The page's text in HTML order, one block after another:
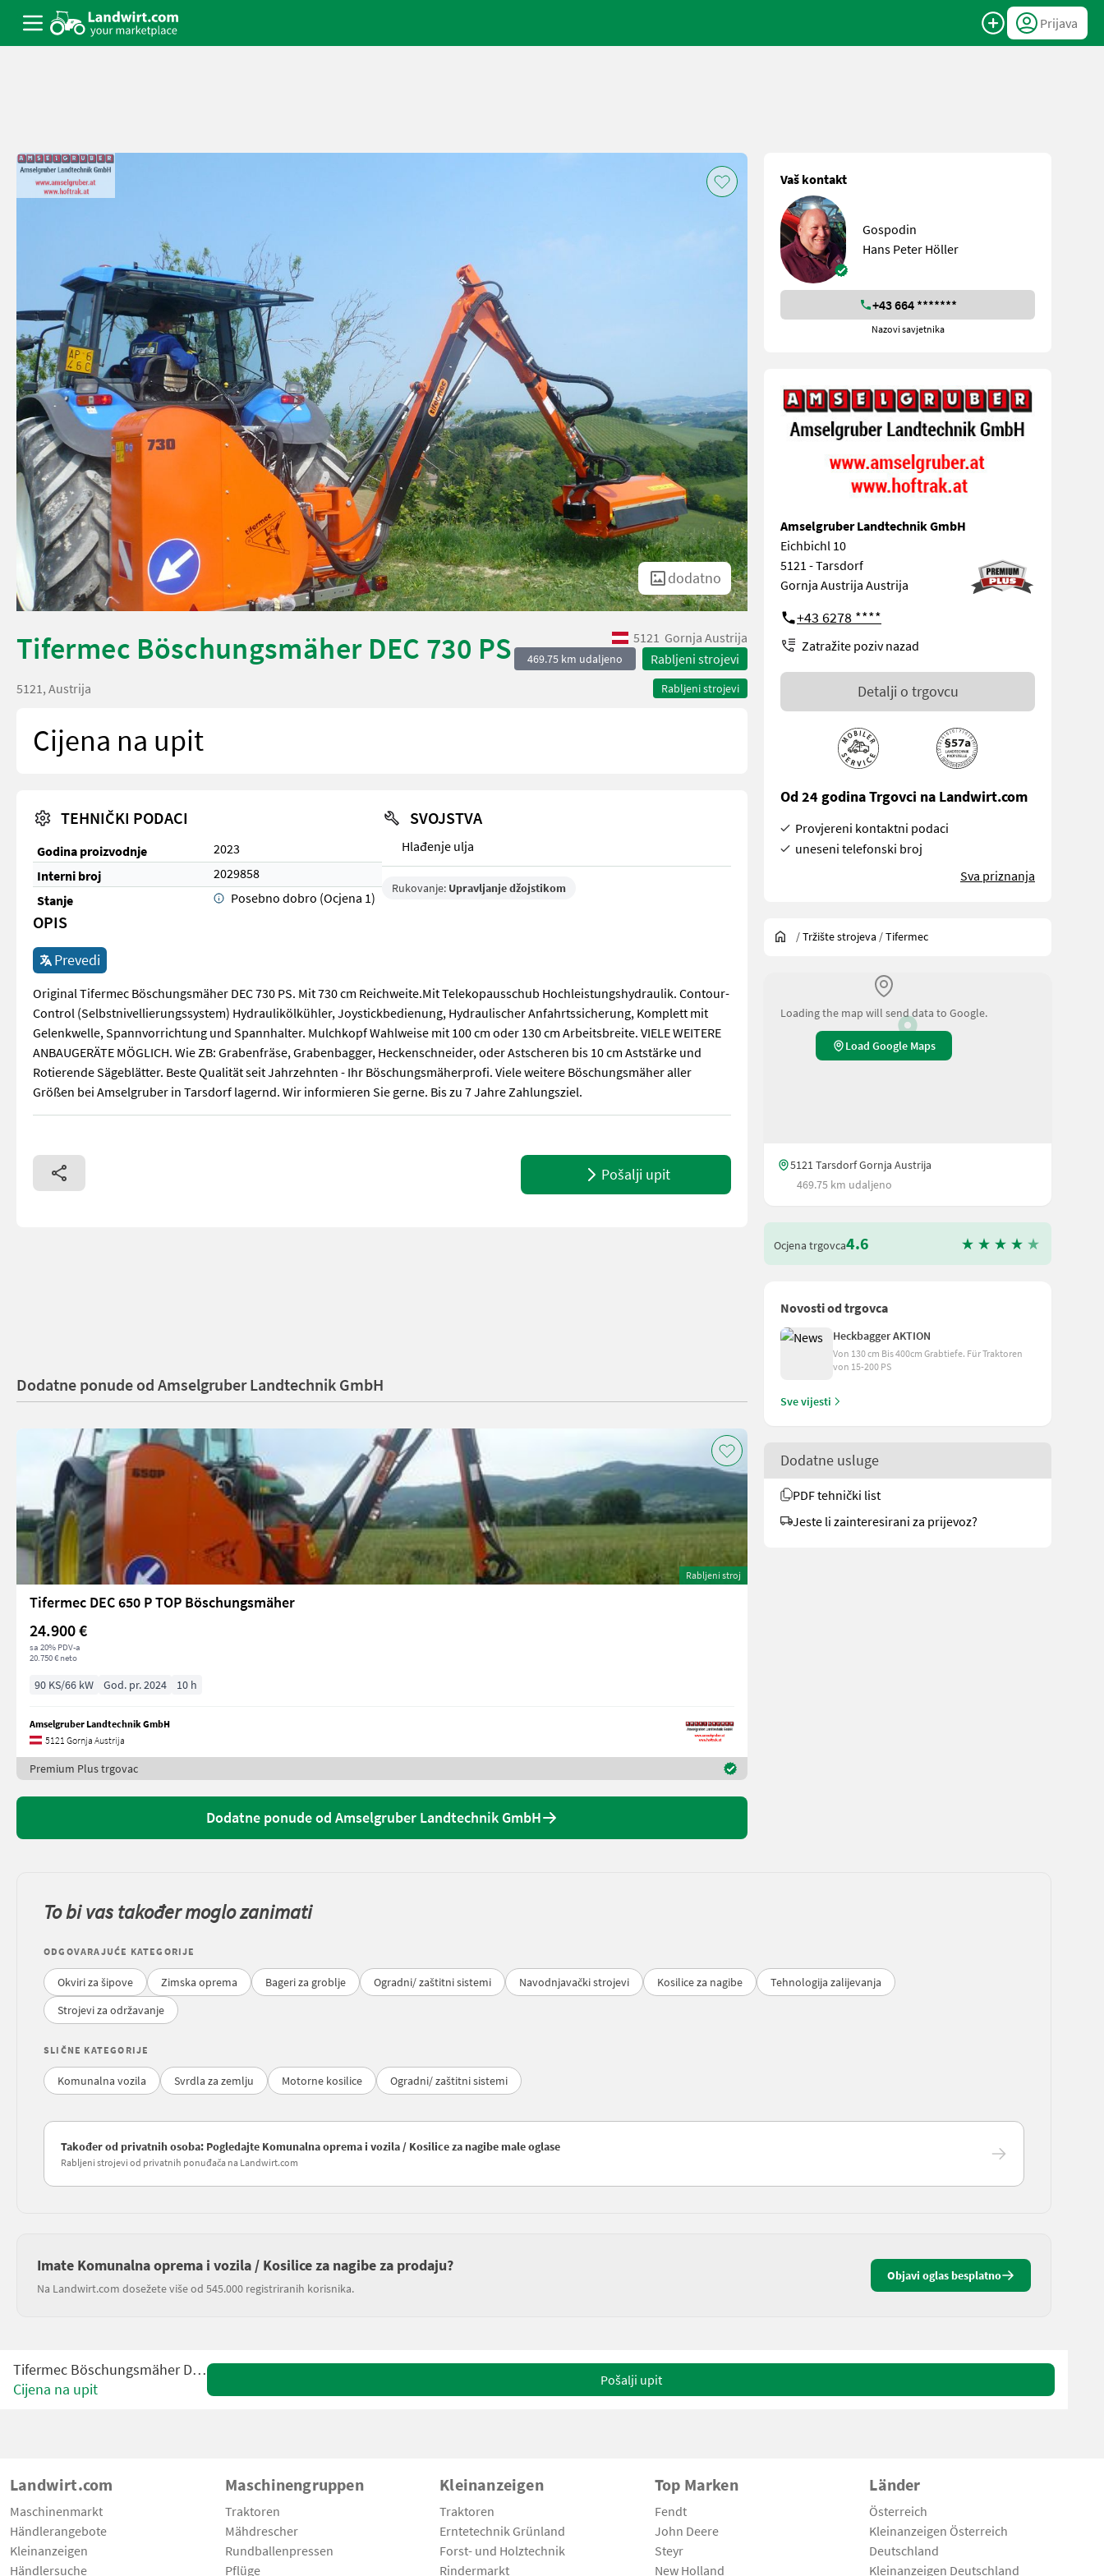
Prijava
dodatno
Tifermec Böschungsmäher DEC 730 PS 5121 Gornja Austrija
469.75 km udaljeno Rabljeni strojevi
Rabljeni strojevi
5121, Austrija
Cijena na upit
TEHNIČKI PODACI
Godina proizvodnje
2023
Interni broj
2029858
Stanje
Posebno dobro (Ocjena 1)
SVOJSTVA
Hlađenje ulja
Rukovanje: Upravljanje džojstikom
OPIS
Prevedi
Original Tifermec Böschungsmäher DEC 730 PS. Mit 730 cm Reichweite.Mit Telekopausschub Hochleistungshydraulik. Contour-
Control (Selbstnivellierungssystem) Hydraulikölkühler, Joystickbedienung, Hydraulischer Anfahrtssicherung, Komplett mit
Gelenkwelle, Spannvorrichtung und Spannhalter. Mulchkopf Wahlweise mit 100 cm oder 130 cm Arbeitsbreite. VIELE WEITERE
ANBAUGERÄTE MÖGLICH. Wie ZB: Grabenfräse, Grabenbagger, Heckenschneider, oder Astscheren bis 10 cm Aststärke und
Rotierende Sägeblätter. Beste Qualität seit Jahrzehnten - Ihr Böschungsmäherprofi. Viele weitere Böschungsmäher aller
Größen bei Amselgruber in Tarsdorf lagernd. Wir informieren Sie gerne. Bis zu 7 Jahre Zahlungsziel.
Original Tifermec Böschungsmäher DEC 730 PS. Mit 730 cm Reichweite.Mit Telekopausschub Hochleistungshydraulik. Contour-Control (Selbstnivellierungssystem) Hydraulikölkühler,
Pošalji upit
Vaš kontakt
Gospodin
Hans Peter Höller
+43 664 *******
Nazovi savjetnika
Amselgruber Landtechnik GmbH
Eichbichl 10
5121 - Tarsdorf
Gornja Austrija Austrija
+43 6278 ****
Zatražite poziv nazad
Detalji o trgovcu
Od 24 godina Trgovci na Landwirt.com
Provjereni kontaktni podaci
uneseni telefonski broj
Sva priznanja
/Tržište strojeva /Tifermec
Loading the map will send data to Google.
Load Google Maps
5121 Tarsdorf Gornja Austrija
469.75 km udaljeno
Ocjena trgovca4.6
Novosti od trgovca
Heckbagger AKTION
Von 130 cm Bis 400cm Grabtiefe. Für Traktoren
von 15-200 PS
Sve vijesti
Dodatne usluge
PDF tehnički list
Jeste li zainteresirani za prijevoz?
Dodatne ponude od Amselgruber Landtechnik GmbH
Rabljeni stroj
Tifermec DEC 650 P TOP Böschungsmäher
24.900 €
sa 20% PDV-a
20.750 € neto
90 KS/66 kW God. pr. 2024 10 h
Amselgruber Landtechnik GmbH
5121 Gornja Austrija
Premium Plus trgovac
Dodatne ponude od Amselgruber Landtechnik GmbH
To bi vas također moglo zanimati
ODGOVARAJUĆE KATEGORIJE
Okviri za šipove Zimska oprema Bageri za groblje Ogradni/ zaštitni sistemi Navodnjavački strojevi Kosilice za nagibe
Tehnologija zalijevanja
Strojevi za održavanje
SLIČNE KATEGORIJE
Komunalna vozila Svrdla za zemlju Motorne kosilice Ogradni/ zaštitni sistemi
Također od privatnih osoba: Pogledajte Komunalna oprema i vozila / Kosilice za nagibe male oglase
Rabljeni strojevi od privatnih ponuđača na Landwirt.com
Imate Komunalna oprema i vozila / Kosilice za nagibe za prodaju?
Na Landwirt.com dosežete više od 545.000 registriranih korisnika.
Objavi oglas besplatno
Tifermec Böschungsmäher DEC 730 PS
Cijena na upit
Pošalji upit
Landwirt.com
Maschinenmarkt
Händlerangebote
Kleinanzeigen
Händlersuche
Maschinengruppen
Traktoren
Mähdrescher
Rundballenpressen
Pflüge
Kleinanzeigen
Traktoren
Erntetechnik Grünland
Forst- und Holztechnik
Rindermarkt
Top Marken
Fendt
John Deere
Steyr
New Holland
Länder
Österreich
Kleinanzeigen Österreich
Deutschland
Kleinanzeigen Deutschland